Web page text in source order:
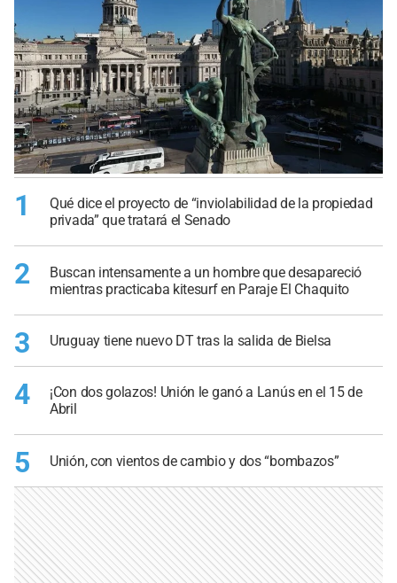
1
Qué dice el proyecto de “inviolabilidad de la propiedad
privada” que tratará el Senado
2
Buscan intensamente a un hombre que desapareció
mientras practicaba kitesurf en Paraje El Chaquito
3 Uruguay tiene nuevo DT tras la salida de Bielsa
4
¡Con dos golazos! Unión le ganó a Lanús en el 15 de
Abril
5 Unión, con vientos de cambio y dos “bombazos”